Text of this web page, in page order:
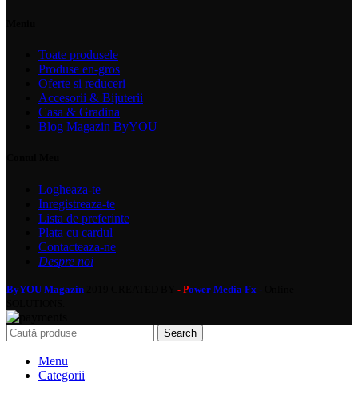
Toate produsele
Produse en-gros
Oferte si reduceri
Accesorii & Bijuterii
Casa & Gradina
Blog Magazin ByYOU
Logheaza-te
Inregistreaza-te
Lista de preferinte
Plata cu cardul
Contacteaza-ne
Despre noi
ByYOU Magazin - Power Media Fx -
Search
Menu
Categorii